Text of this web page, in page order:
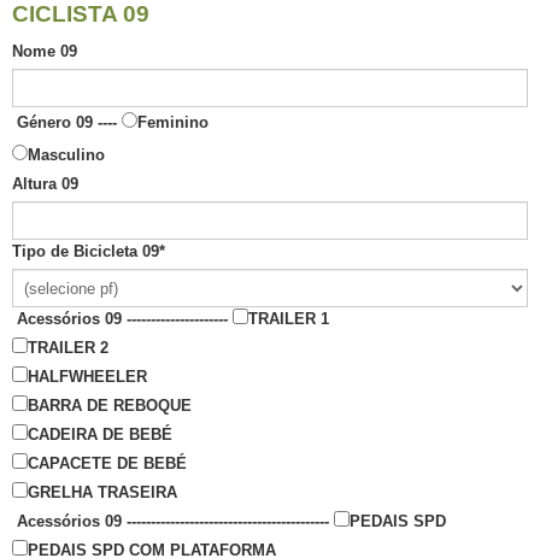
CICLISTA 09
Nome 09
Género 09 ----
Feminino
Masculino
Altura 09
Tipo de Bicicleta 09*
Acessórios 09 ---------------------
TRAILER 1
TRAILER 2
HALFWHEELER
BARRA DE REBOQUE
CADEIRA DE BEBÉ
CAPACETE DE BEBÉ
GRELHA TRASEIRA
Acessórios 09 ------------------------------------------
PEDAIS SPD
PEDAIS SPD COM PLATAFORMA